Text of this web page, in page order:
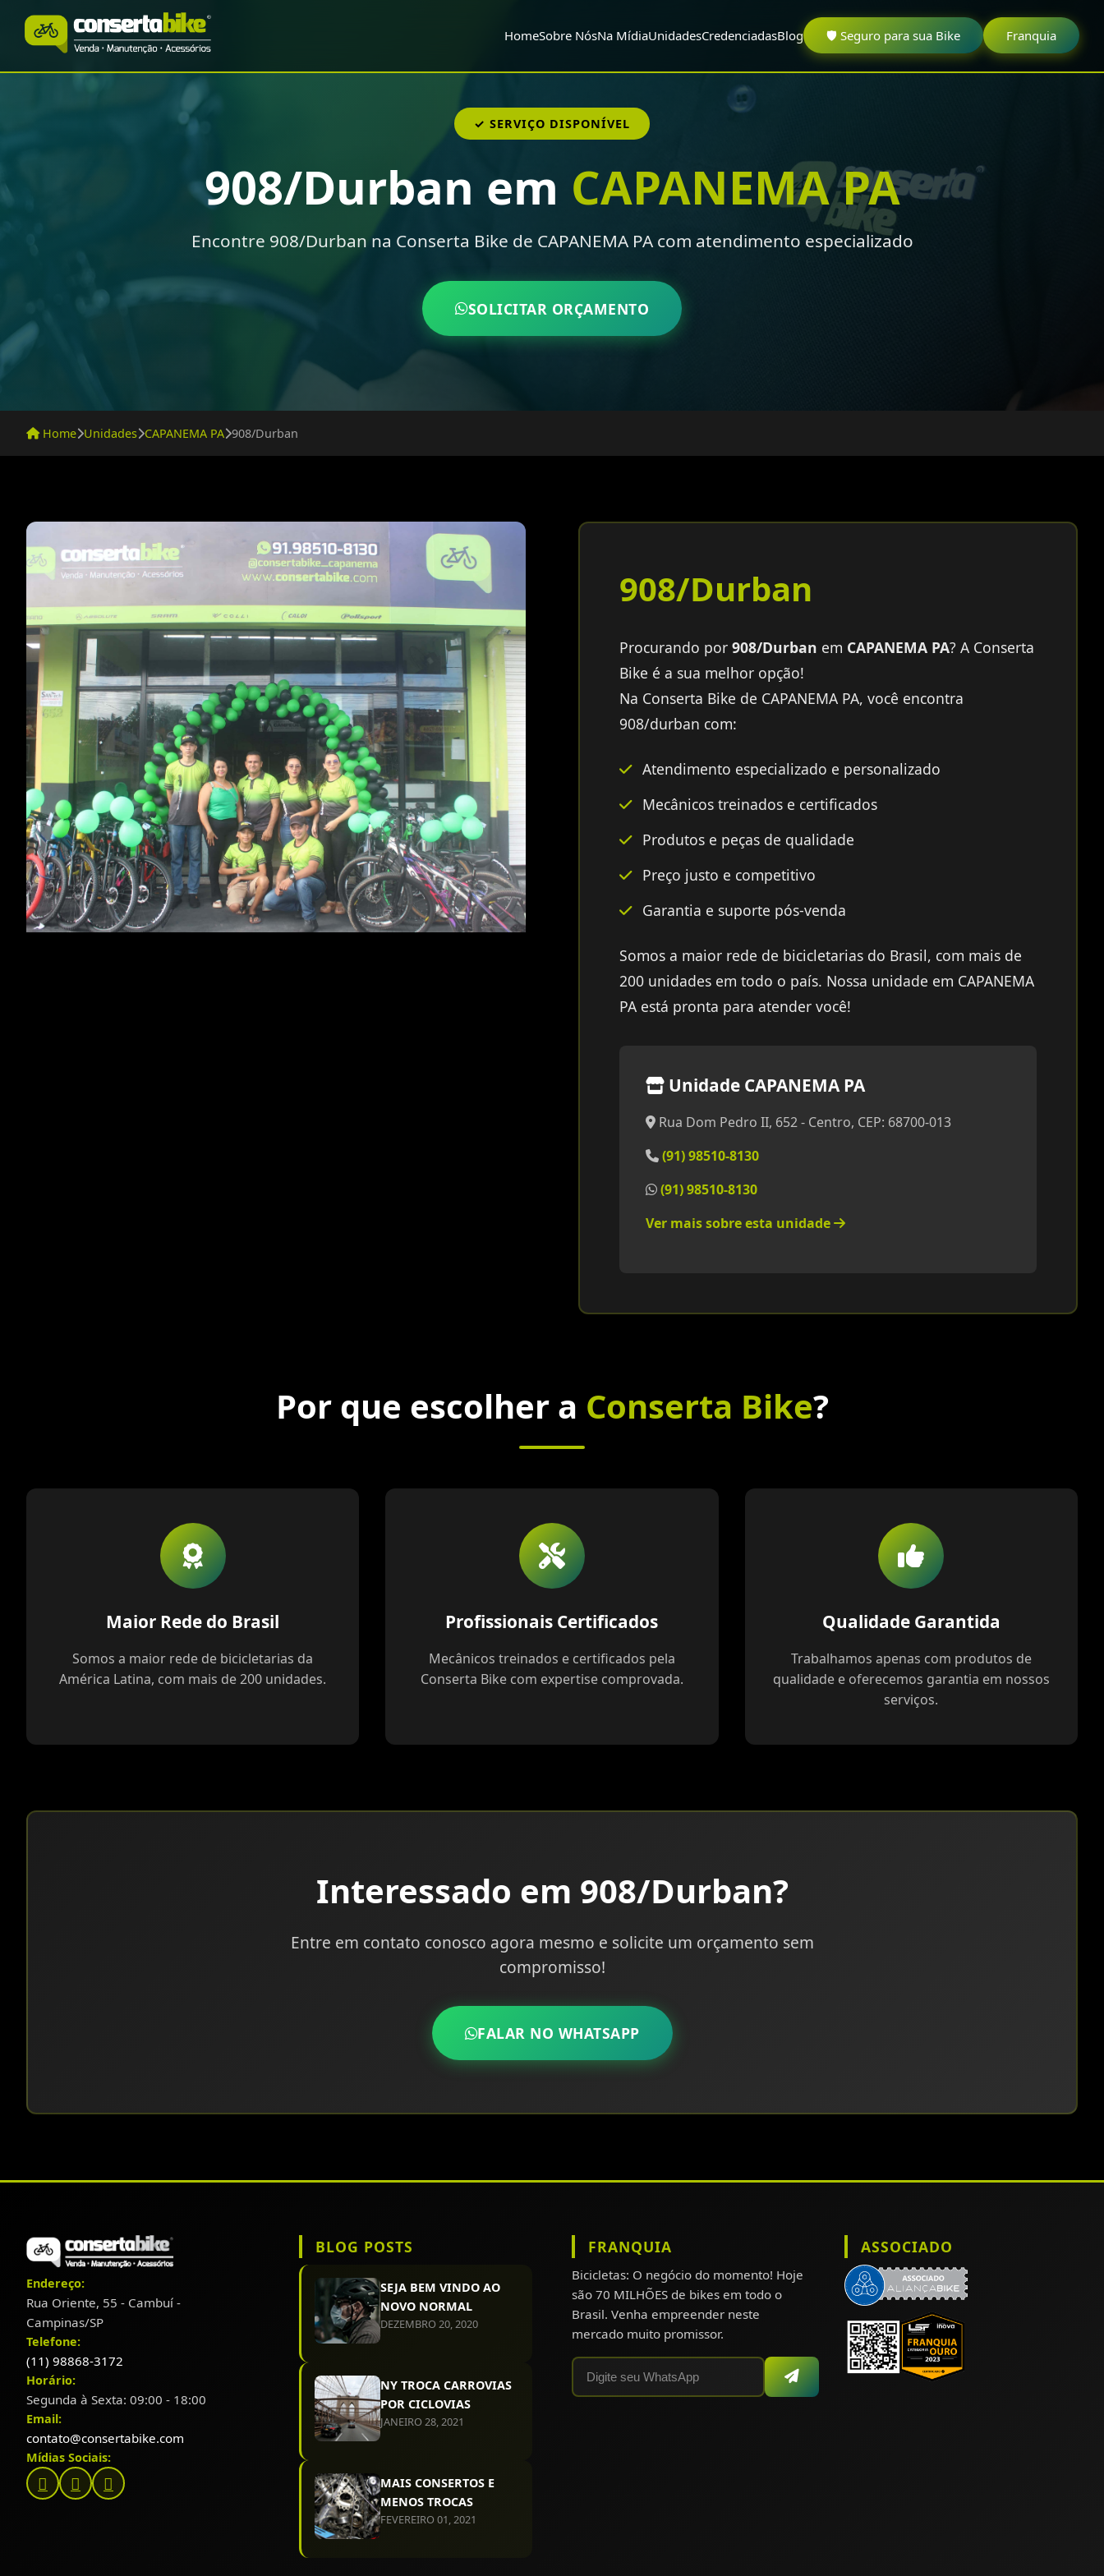
HomeSobre NósNa MídiaUnidadesCredenciadasBlog 🛡️ Seguro para sua Bike Franquia
✓ SERVIÇO DISPONÍVEL
908/Durban em CAPANEMA PA
Encontre 908/Durban na Conserta Bike de CAPANEMA PA com atendimento especializado
SOLICITAR ORÇAMENTO
Home Unidades CAPANEMA PA 908/Durban
908/Durban
Procurando por 908/Durban em CAPANEMA PA? A Conserta
Bike é a sua melhor opção!
Na Conserta Bike de CAPANEMA PA, você encontra
908/durban com:
Atendimento especializado e personalizado
Mecânicos treinados e certificados
Produtos e peças de qualidade
Preço justo e competitivo
Garantia e suporte pós-venda
Somos a maior rede de bicicletarias do Brasil, com mais de
200 unidades em todo o país. Nossa unidade em CAPANEMA
PA está pronta para atender você!
Unidade CAPANEMA PA
Rua Dom Pedro II, 652 - Centro, CEP: 68700-013
(91) 98510-8130
(91) 98510-8130
Ver mais sobre esta unidade
Por que escolher a Conserta Bike?
Maior Rede do Brasil
Somos a maior rede de bicicletarias da
América Latina, com mais de 200 unidades.
Profissionais Certificados
Mecânicos treinados e certificados pela
Conserta Bike com expertise comprovada.
Qualidade Garantida
Trabalhamos apenas com produtos de
qualidade e oferecemos garantia em nossos
serviços.
Interessado em 908/Durban?
Entre em contato conosco agora mesmo e solicite um orçamento sem
compromisso!
FALAR NO WHATSAPP
Endereço:
Rua Oriente, 55 - Cambuí -
Campinas/SP
Telefone:
(11) 98868-3172
Horário:
Segunda à Sexta: 09:00 - 18:00
Email:
contato@consertabike.com
Mídias Sociais:
BLOG POSTS
SEJA BEM VINDO AO
NOVO NORMAL
DEZEMBRO 20, 2020
NY TROCA CARROVIAS
POR CICLOVIAS
JANEIRO 28, 2021
MAIS CONSERTOS E
MENOS TROCAS
FEVEREIRO 01, 2021
FRANQUIA
Bicicletas: O negócio do momento! Hoje
são 70 MILHÕES de bikes em todo o
Brasil. Venha empreender neste
mercado muito promissor.
ASSOCIADO